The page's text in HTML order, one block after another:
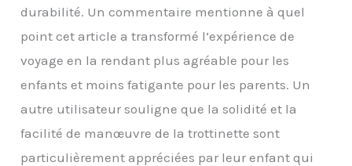
durabilité. Un commentaire mentionne à quel
point cet article a transformé l’expérience de
voyage en la rendant plus agréable pour les
enfants et moins fatigante pour les parents. Un
autre utilisateur souligne que la solidité et la
facilité de manœuvre de la trottinette sont
particulièrement appréciées par leur enfant qui